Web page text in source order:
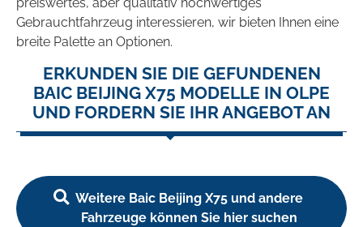
Gebrauchtfahrzeug interessieren, wir bieten Ihnen eine
breite Palette an Optionen.
ERKUNDEN SIE DIE GEFUNDENEN
BAIC BEIJING X75 MODELLE IN OLPE
UND FORDERN SIE IHR ANGEBOT AN
Weitere Baic Beijing X75 und andere
Fahrzeuge können Sie hier suchen